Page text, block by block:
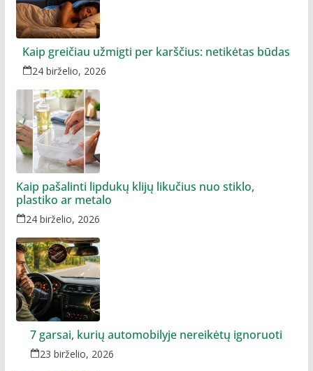
Kaip greičiau užmigti per karščius: netikėtas būdas
24 birželio, 2026
Kaip pašalinti lipdukų klijų likučius nuo stiklo,
plastiko ar metalo
24 birželio, 2026
7 garsai, kurių automobilyje nereikėtų ignoruoti
23 birželio, 2026